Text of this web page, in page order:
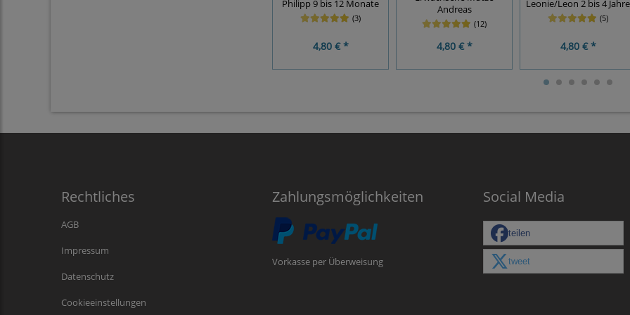
Philipp 9 bis 12 Monate
(3)
4,80 € *
Andreas
(12)
4,80 € *
Leonie/Leon 2 bis 4 Jahre
(5)
4,80 € *
Rechtliches
AGB
Impressum
Datenschutz
Cookieeinstellungen
Zahlungsmöglichkeiten
Vorkasse per Überweisung
Social Media
teilen
tweet